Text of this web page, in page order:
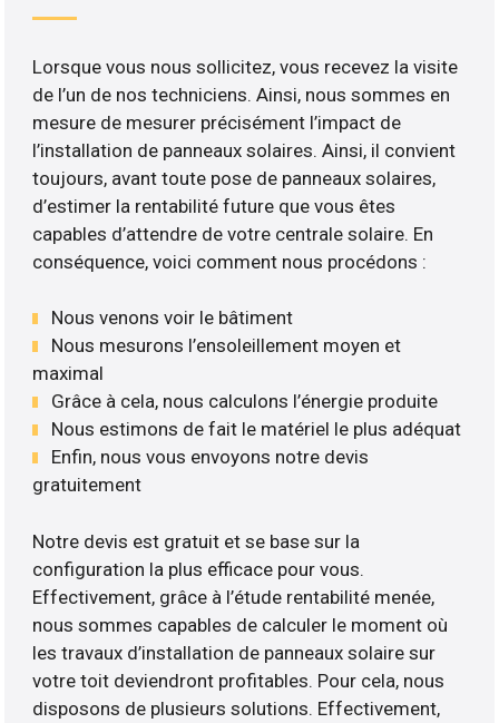
Lorsque vous nous sollicitez, vous recevez la visite
de l’un de nos techniciens. Ainsi, nous sommes en
mesure de mesurer précisément l’impact de
l’installation de panneaux solaires. Ainsi, il convient
toujours, avant toute pose de panneaux solaires,
d’estimer la rentabilité future que vous êtes
capables d’attendre de votre centrale solaire. En
conséquence, voici comment nous procédons :
Nous venons voir le bâtiment
Nous mesurons l’ensoleillement moyen et
maximal
Grâce à cela, nous calculons l’énergie produite
Nous estimons de fait le matériel le plus adéquat
Enfin, nous vous envoyons notre devis
gratuitement
Notre devis est gratuit et se base sur la
configuration la plus efficace pour vous.
Effectivement, grâce à l’étude rentabilité menée,
nous sommes capables de calculer le moment où
les travaux d’installation de panneaux solaire sur
votre toit deviendront profitables. Pour cela, nous
disposons de plusieurs solutions. Effectivement,